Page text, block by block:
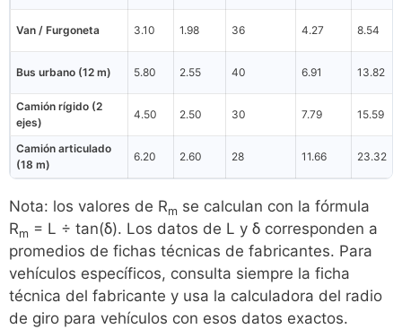
Van / Furgoneta 3.10 1.98 36 4.27 8.54
Bus urbano (12 m) 5.80 2.55 40 6.91 13.82
Camión rígido (2
ejes)
4.50 2.50 30 7.79 15.59
Camión articulado
(18 m)
6.20 2.60 28 11.66 23.32
Nota: los valores de Rm se calculan con la fórmula
Rm = L ÷ tan(δ). Los datos de L y δ corresponden a
promedios de fichas técnicas de fabricantes. Para
vehículos específicos, consulta siempre la ficha
técnica del fabricante y usa la calculadora del radio
de giro para vehículos con esos datos exactos.